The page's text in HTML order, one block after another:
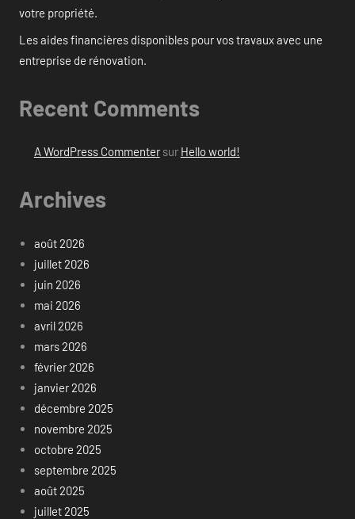
votre propriété.
Les aides financières disponibles pour vos travaux avec une
entreprise de rénovation.
Recent Comments
A WordPress Commentersur Hello world!
Archives
août 2026
juillet 2026
juin 2026
mai 2026
avril 2026
mars 2026
février 2026
janvier 2026
décembre 2025
novembre 2025
octobre 2025
septembre 2025
août 2025
juillet 2025